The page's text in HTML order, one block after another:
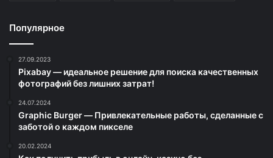
Популярное
27.09.2023
Pixabay — идеальное решение для поиска качественных
фотографий без лишних затрат!
24.07.2024
Graphic Burger — Привлекательные работы, сделанные с
заботой о каждом пикселе
20.02.2024